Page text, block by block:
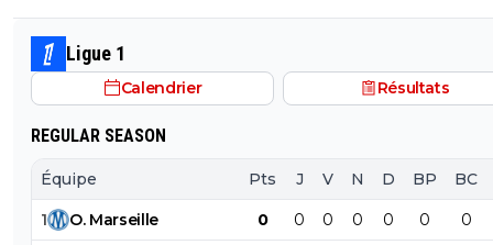
Ligue 1
Calendrier Résultats
REGULAR SEASON
Équipe Pts J V N D BP BC
1 O. Marseille 0 0 0 0 0 0 0